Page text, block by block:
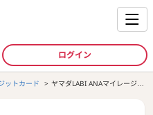
ログイン
ットカード
ヤマダLABI ANAマイレージク